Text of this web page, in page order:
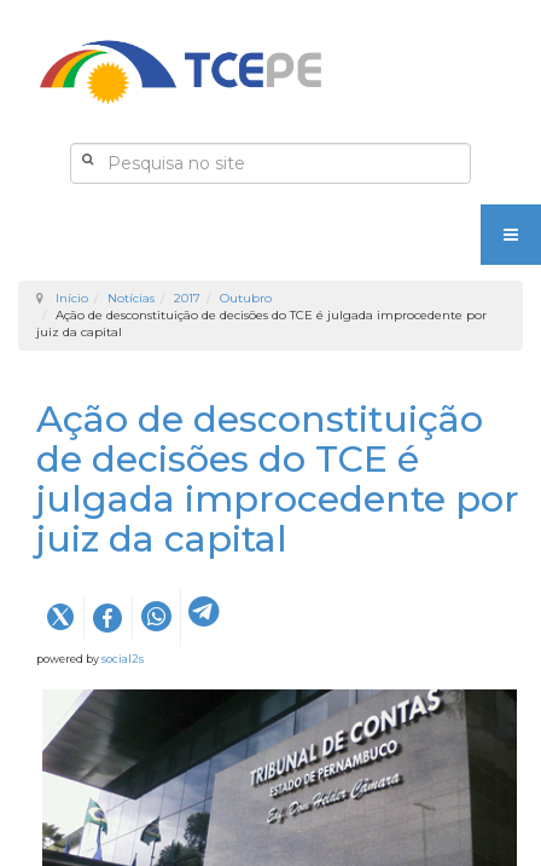
Início Notícias 2017
Outubro
Ação de desconstituição de decisões do TCE é julgada improcedente por
juiz da capital
Ação de desconstituição
de decisões do TCE é
julgada improcedente por
juiz da capital
powered bysocial2s